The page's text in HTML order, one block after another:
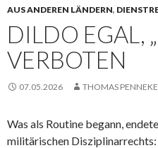
AUS ANDEREN LÄNDERN,
DILDO EGAL,
VERBOTEN
07.05.2026 THOMAS PENNEKE
Was als Routine begann,
militärischen